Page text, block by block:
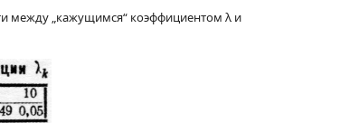
между „кажущимся“ коэффициентом λ и